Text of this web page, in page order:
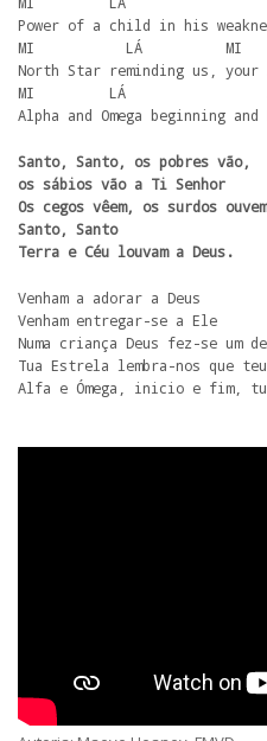
Power of a child in his
MI           LÁ          MI
North Star reminding us,
MI         LÁ
Alpha and Omega beginning
Santo, Santo, os pobres vão,
os sábios vão a Ti Senhor
Os cegos vêem, os surdos
Santo, Santo
Terra e Céu louvam a Deus.
Venham a adorar a Deus
Venham entregar-se a Ele
Numa criança Deus fez-se um
Tua Estrela lembra-nos que
Alfa e Ómega, inicio e fim,